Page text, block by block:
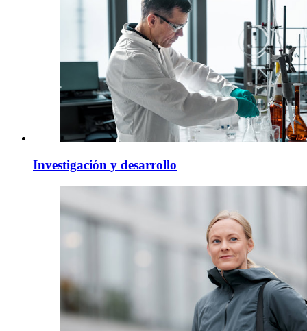
Investigación y desarrollo